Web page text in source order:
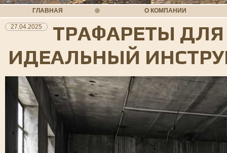
ГЛАВНАЯ О КОМПАНИИ
27.04.2025
ТРАФАРЕТЫ
ИДЕАЛЬНЫЙ